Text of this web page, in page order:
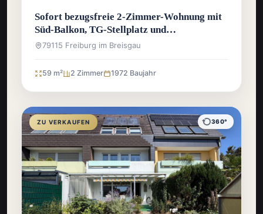
Sofort bezugsfreie 2-Zimmer-Wohnung mit
Süd-Balkon, TG-Stellplatz und
Wochenmarkt vor der Haustür
79115 Freiburg im Breisgau
59 m² 2 Zimmer 1972 Baujahr
ZU VERKAUFEN 360°